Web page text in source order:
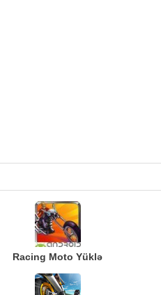
Racing Moto Yüklə